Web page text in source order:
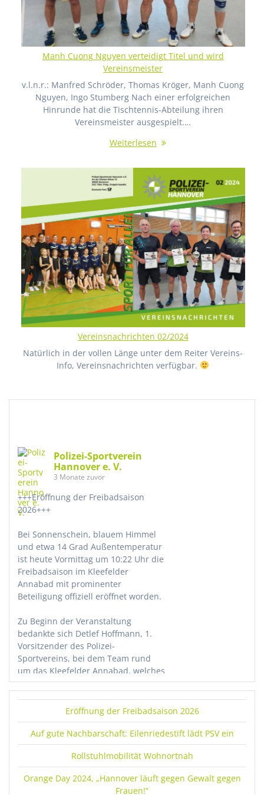
Manh Cuong Nguyen verteidigt Titel und wird
Vereinsmeister
v.l.n.r.: Manfred Schröder, Thomas Kröger, Manh Cuong
Nguyen, Ingo Stumberg Nach einer erfolgreichen
Hinrunde hat die Tischtennis-Abteilung ihren
Vereinsmeister ausgespielt.…
Weiterlesen
Vereinsnachrichten 02/2024
Natürlich in der vollen Länge unter dem Reiter Vereins-
Info, Vereinsnachrichten verfügbar.
Polizei-Sportverein
Hannover e. V.
3 Monate zuvor
+++Eröffnung der Freibadsaison
2026+++
Bei Sonnenschein, blauem Himmel
und etwa 14 Grad Außentemperatur
ist heute Vormittag um 10:22 Uhr die
Freibadsaison im Kleefelder
Annabad mit prominenter
Beteiligung offiziell eröffnet worden.
Zu Beginn der Veranstaltung
bedankte sich Detlef Hoffmann, 1.
Vorsitzender des Polizei-
Sportvereins, bei dem Team rund
um das Kleefelder Annabad, welches
das Bad für die Eröffnung
lobte er die schnelle Behebung eines
Wasserschadens im letzten Jahr,
welcher zu einer zeitweisen
Schließung des Bades führte.
Zudem ergänzte Hoffmann, welche
Relevanz den vielen auch
ehrenamtlichen Helferinnen und
Eröffnung der Freibadsaison 2026
Auf gute Nachbarschaft: Eilenriedestift lädt PSV ein
Rollstuhlmobilität Wohnortnah
Orange Day 2024, „Hannover läuft gegen Gewalt gegen
Frauen!“